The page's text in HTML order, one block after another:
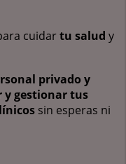
cuidartu salud y
privado y
y gestionar tus
sin esperas ni